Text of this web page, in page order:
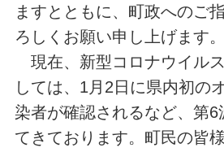
ますとともに、町政へのご
ろしくお願い申し上げます。
現在、新型コロナウイル
しては、1月2日に県内初の
染者が確認されるなど、第6
てきております。町民の皆